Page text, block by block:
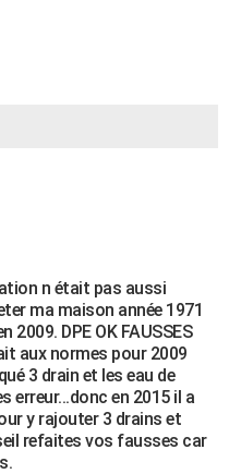
n était pas aussi
ma maison année 1971
DPE OK FAUSSES
aux normes pour 2009
3 drain et les eau de
erreur...donc en 2015 il a
y rajouter 3 drains et
refaites vos fausses car